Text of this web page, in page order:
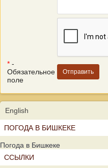
* -
Обязательное
поле
English
ПОГОДА В БИШКЕКЕ
Погода в Бишкеке
ССЫЛКИ